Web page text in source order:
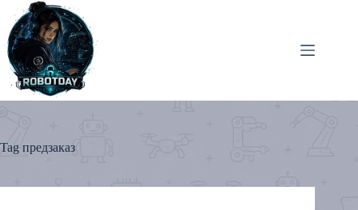
content
Tag предзаказ